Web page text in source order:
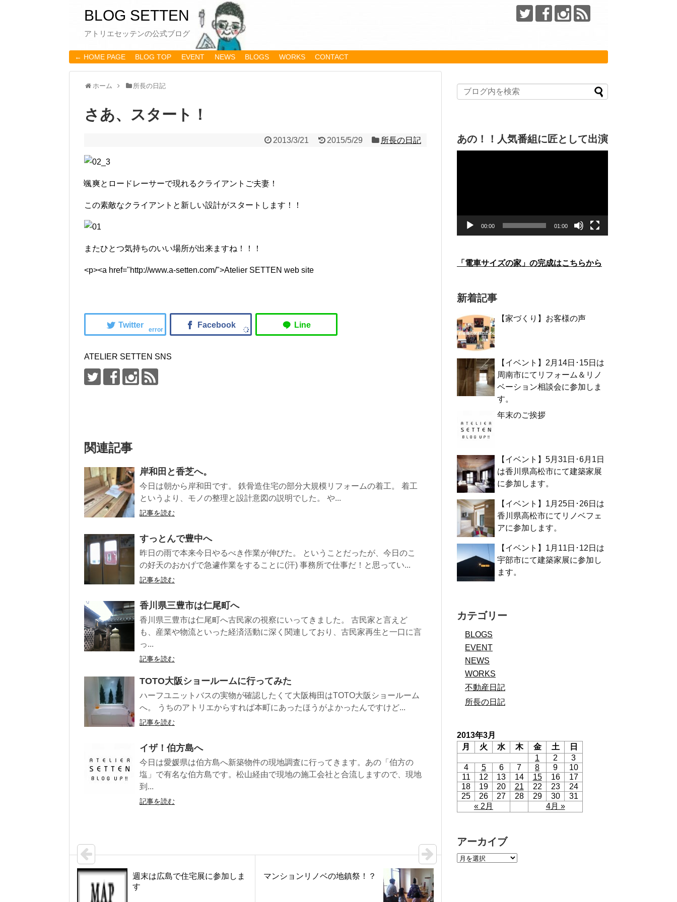
BLOG SETTEN
アトリエセッテンの公式ブログ
← HOME PAGE BLOG TOP EVENT NEWS BLOGS WORKS CONTACT
ホーム 所長の日記
さあ、スタート！
2013/3/21 2015/5/29 所長の日記
颯爽とロードレーサーで現れるクライアントご夫妻！
この素敵なクライアントと新しい設計がスタートします！！
またひとつ気持ちのいい場所が出来ますね！！！
<p><a href="http://www.a-setten.com/">Atelier SETTEN web site
error
ATELIER SETTEN SNS
関連記事
岸和田と香芝へ。
今日は朝から岸和田です。 鉄骨造住宅の部分大規模リフォームの着工。 着工
というより、モノの整理と設計意図の説明でした。 や...
記事を読む
すっとんで豊中へ
昨日の雨で本来今日やるべき作業が伸びた。 ということだったが、今日のこ
の好天のおかげで急遽作業をすることに(汗) 事務所で仕事だ！と思ってい...
記事を読む
香川県三豊市は仁尾町へ
香川県三豊市は仁尾町へ古民家の視察にいってきました。 古民家と言えど
も、産業や物流といった経済活動に深く関連しており、古民家再生と一口に言
っ...
記事を読む
TOTO大阪ショールームに行ってみた
ハーフユニットバスの実物が確認したくて大阪梅田はTOTO大阪ショールーム
へ。 うちのアトリエからすれば本町にあったほうがよかったんですけど...
記事を読む
イザ！伯方島へ
今日は愛媛県は伯方島へ新築物件の現地調査に行ってきます。あの「伯方の
塩」で有名な伯方島です。松山経由で現地の施工会社と合流しますので、現地
到...
記事を読む
週末は広島で住宅展に参加しま
す
マンションリノベの地鎮祭！？
あの！！人気番組に匠として出演
ー
00:00 01:00
「電車サイズの家」の完成はこちらから
新着記事
【家づくり】お客様の声
【イベント】2月14日･15日は
周南市にてリフォーム＆リノ
ベーション相談会に参加しま
す。
年末のご挨拶
【イベント】5月31日･6月1日
は香川県高松市にて建築家展
に参加します。
【イベント】1月25日･26日は
香川県高松市にてリノベフェ
アに参加します。
【イベント】1月11日･12日は
宇部市にて建築家展に参加し
ます。
カテゴリー
BLOGS
EVENT
NEWS
WORKS
不動産日記
所長の日記
2013年3月
月
火 水 木 金 土 日
« 2月 4月 »
1 2
3
4
5 6 7 8 9
10
11
12 13 14 15 16
17
18
19 20 21 22 23
24
25
26 27 28 29 30 31
アーカイブ